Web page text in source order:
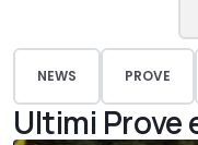
NEWS PROVE
Ultimi Prove